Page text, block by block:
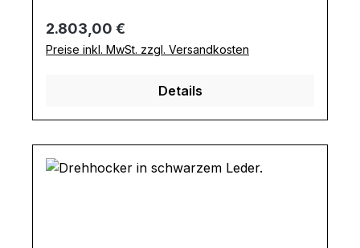
Zugleich ist victor, wie alle Möbel von
brühl, besonders nachhaltig: Der aufwändig
victor eine lange Lebensdauer.
H 108 / T 88 - 110 Funktion: Sessel ist
stufenlos um 360° drehbar, verschhiedene
Regulärer Preis:
2.803,00 €
Preise inkl. MwSt. zzgl. Versandkosten
Details